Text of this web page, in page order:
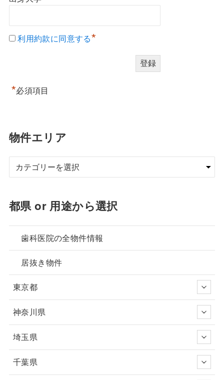
利用約款に同意する*
*必須項目
物件エリア
都県 or 用途から選択
歯科医院の全物件情報
居抜き物件
東京都
神奈川県
埼玉県
千葉県